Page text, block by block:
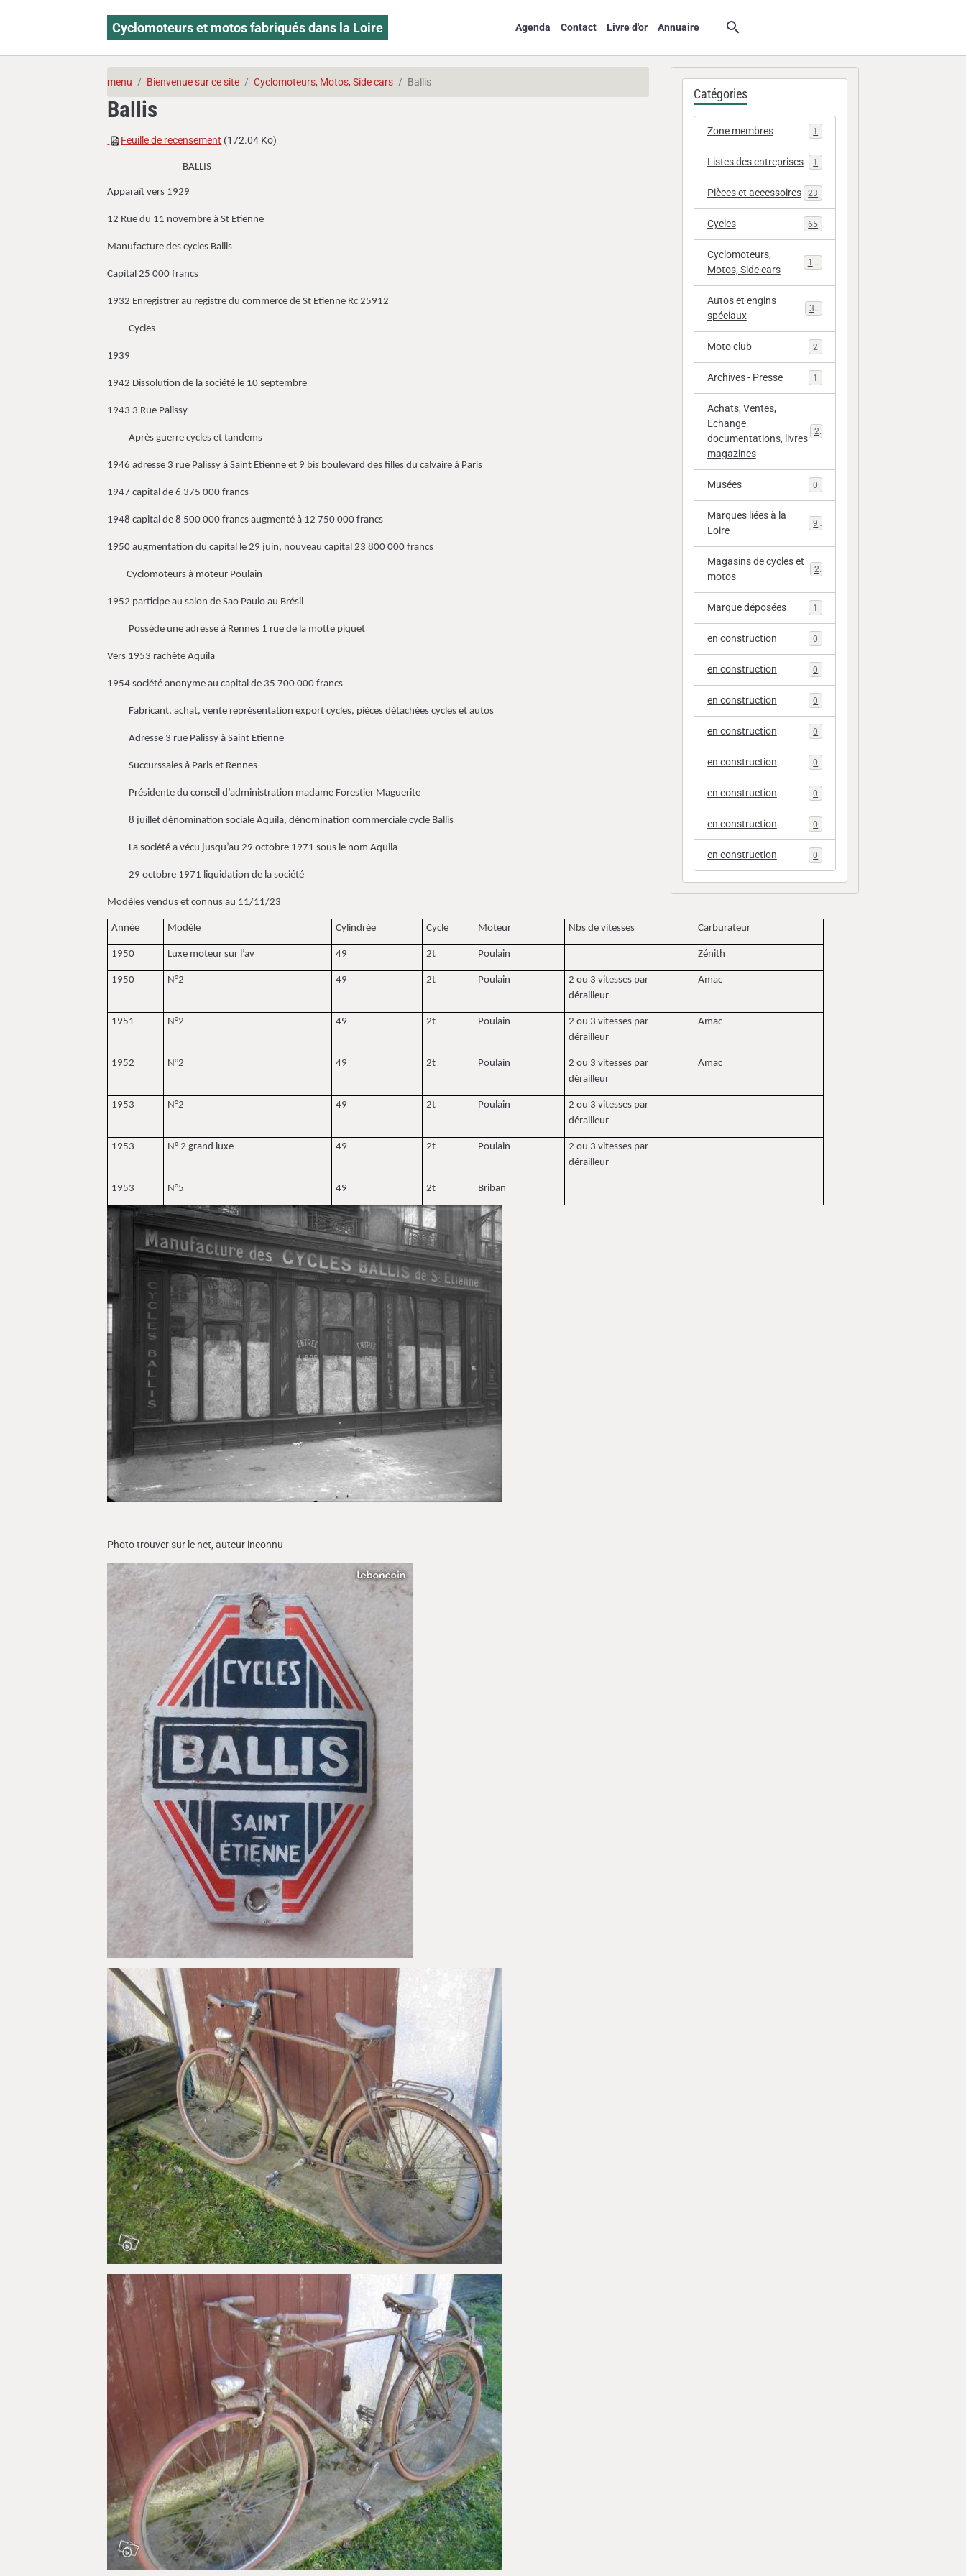
Cyclomoteurs et motos fabriqués dans la Loire Agenda Contact Livre d'or Annuaire
menu Bienvenue sur ce site Cyclomoteurs, Motos, Side cars Ballis
Ballis
Feuille de recensement (172.04 Ko)
BALLIS
Apparaît vers 1929
12 Rue du 11 novembre à St Etienne
Manufacture des cycles Ballis
Capital 25 000 francs
1932 Enregistrer au registre du commerce de St Etienne Rc 25912
Cycles
1939
1942 Dissolution de la société le 10 septembre
1943 3 Rue Palissy
Après guerre cycles et tandems
1946 adresse 3 rue Palissy à Saint Etienne et 9 bis boulevard des filles du calvaire à Paris
1947 capital de 6 375 000 francs
1948 capital de 8 500 000 francs augmenté à 12 750 000 francs
1950 augmentation du capital le 29 juin, nouveau capital 23 800 000 francs
Cyclomoteurs à moteur Poulain
1952 participe au salon de Sao Paulo au Brésil
Possède une adresse à Rennes 1 rue de la motte piquet
Vers 1953 rachète Aquila
1954 société anonyme au capital de 35 700 000 francs
Fabricant, achat, vente représentation export cycles, pièces détachées cycles et autos
Adresse 3 rue Palissy à Saint Etienne
Succurssales à Paris et Rennes
Présidente du conseil d’administration madame Forestier Maguerite
8 juillet dénomination sociale Aquila, dénomination commerciale cycle Ballis
La société a vécu jusqu’au 29 octobre 1971 sous le nom Aquila
29 octobre 1971 liquidation de la société
Modèles vendus et connus au 11/11/23
Année Modèle Cylindrée Cycle Moteur Nbs de vitesses Carburateur
1950 Luxe moteur sur l’av 49 2t Poulain Zénith
1950 N°2 49 2t Poulain
2 ou 3 vitesses par
dérailleur
Amac
1951 N°2 49 2t Poulain
2 ou 3 vitesses par
dérailleur
Amac
1952 N°2 49 2t Poulain
2 ou 3 vitesses par
dérailleur
Amac
1953 N°2 49 2t Poulain
2 ou 3 vitesses par
dérailleur
1953 N° 2 grand luxe 49 2t Poulain
2 ou 3 vitesses par
dérailleur
1953 N°5 49 2t Briban
Photo trouver sur le net, auteur inconnu
Catégories
Zone membres 1
Listes des entreprises 1
Pièces et accessoires 23
Cycles 65
Cyclomoteurs,
Motos, Side cars
112
Autos et engins
spéciaux
33
Moto club 2
Archives - Presse 1
Achats, Ventes,
Echange
documentations, livres
magazines
20
Musées 0
Marques liées à la
Loire
9
Magasins de cycles et
motos
2
Marque déposées 1
en construction 0
en construction 0
en construction 0
en construction 0
en construction 0
en construction 0
en construction 0
en construction 0